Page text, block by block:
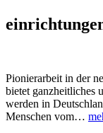
Pionierarbeit in der
bietet ganzheitliches
werden in
Menschen vom…